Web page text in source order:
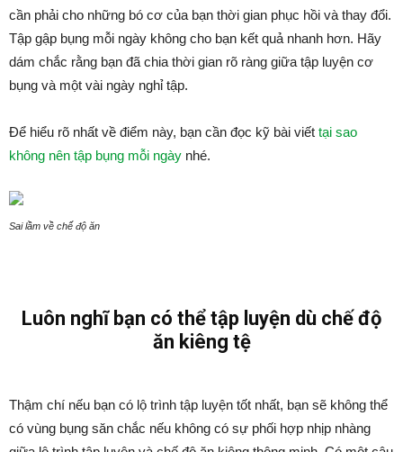
cần phải cho những bó cơ của bạn thời gian phục hồi và thay đổi.
Tập gập bụng mỗi ngày không cho bạn kết quả nhanh hơn. Hãy
dám chắc rằng bạn đã chia thời gian rõ ràng giữa tập luyện cơ
bụng và một vài ngày nghỉ tập.
Để hiểu rõ nhất về điểm này, bạn cần đọc kỹ bài viết tại sao
không nên tập bụng mỗi ngày nhé.
Sai lầm về chế độ ăn
Luôn nghĩ bạn có thể tập luyện dù chế độ
ăn kiêng tệ
Thậm chí nếu bạn có lộ trình tập luyện tốt nhất, bạn sẽ không thể
có vùng bụng săn chắc nếu không có sự phối hợp nhịp nhàng